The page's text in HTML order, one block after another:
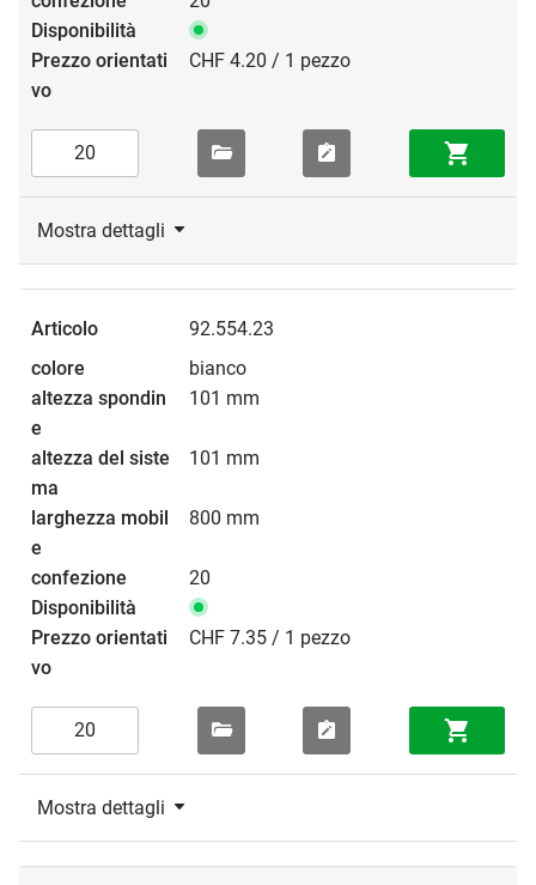
CHF 4.20 / 1 pezzo
Mostra dettagli
92.554.23
bianco
101 mm
101 mm
800 mm
20
CHF 7.35 / 1 pezzo
Mostra dettagli